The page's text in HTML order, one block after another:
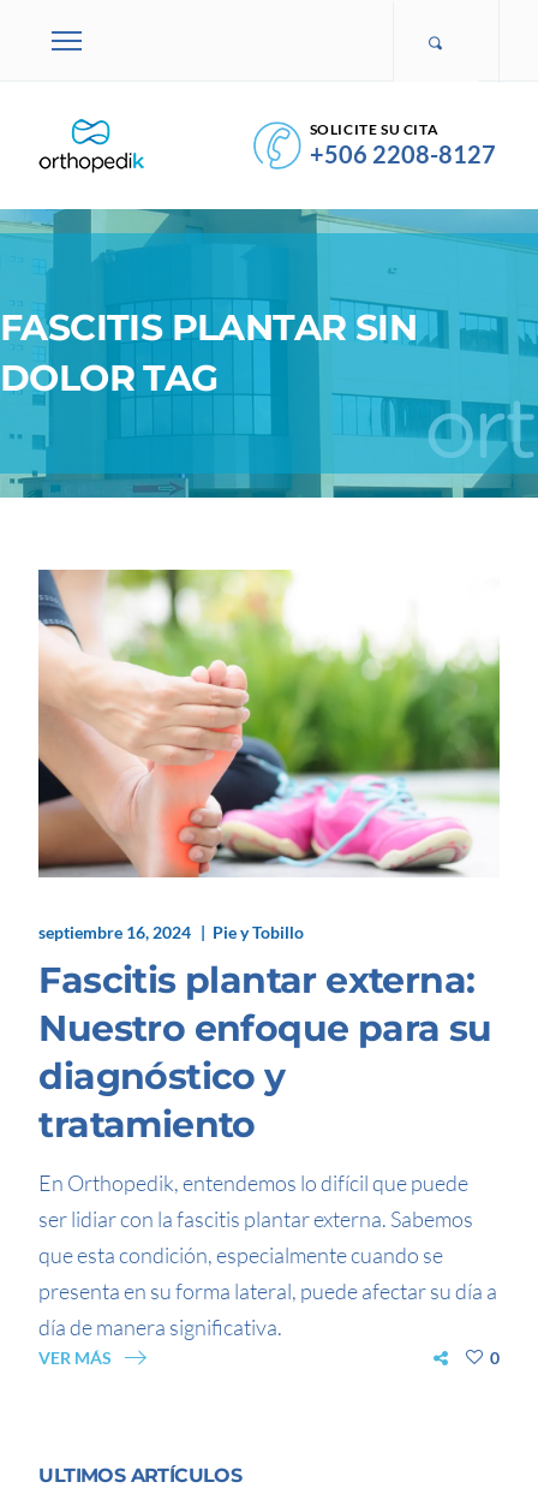
SOLICITE SU CITA
+506 2208-8127
FASCITIS PLANTAR SIN
DOLOR TAG
septiembre 16, 2024 Pie y Tobillo
Fascitis plantar externa:
Nuestro enfoque para su
diagnóstico y
tratamiento
En Orthopedik, entendemos lo difícil que puede
ser lidiar con la fascitis plantar externa. Sabemos
que esta condición, especialmente cuando se
presenta en su forma lateral, puede afectar su día a
día de manera significativa.
VER MÁS 0
ULTIMOS ARTÍCULOS